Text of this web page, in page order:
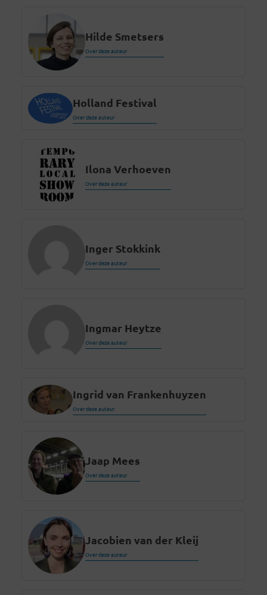
Hilde Smetsers
Over deze auteur
Holland Festival
Over deze auteur
Ilona Verhoeven
Over deze auteur
Inger Stokkink
Over deze auteur
Ingmar Heytze
Over deze auteur
Ingrid van Frankenhuyzen
Over deze auteur
Jaap Mees
Over deze auteur
Jacobien van der Kleij
Over deze auteur